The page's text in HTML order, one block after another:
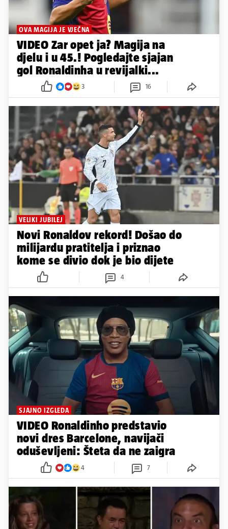
OVA MAGIJA JE VJEČNA
VIDEO Zar opet ja? Magija na
djelu i u 45.! Pogledajte sjajan
gol Ronaldinha u revijalki...
3 16
VELIKI JUBILEJ
Novi Ronaldov rekord! Došao do
milijardu pratitelja i priznao
kome se divio dok je bio dijete
4
SJAJNO IZGLEDA
VIDEO Ronaldinho predstavio
novi dres Barcelone, navijači
oduševljeni: Šteta da ne zaigra
4 7